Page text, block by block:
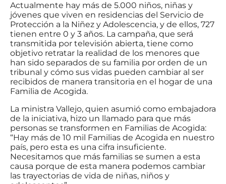
Actualmente hay más de 5.000 niños, niñas y
jóvenes que viven en residencias del Servicio de
Protección a la Niñez y Adolescencia, y de ellos, 727
tienen entre 0 y 3 años. La campaña, que será
transmitida por televisión abierta, tiene como
objetivo retratar la realidad de los menores que
han sido separados de su familia por orden de un
tribunal y cómo sus vidas pueden cambiar al ser
recibidos de manera transitoria en el hogar de una
Familia de Acogida.
La ministra Vallejo, quien asumió como embajadora
de la iniciativa, hizo un llamado para que más
personas se transformen en Familias de Acogida:
“Hay más de 10 mil Familias de Acogida en nuestro
país, pero esta es una cifra insuficiente.
Necesitamos que más familias se sumen a esta
causa porque de esta manera podemos cambiar
las trayectorias de vida de niñas, niños y